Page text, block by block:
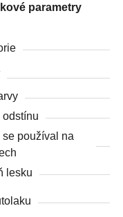
parametry
odstínu
se používal na
lesku